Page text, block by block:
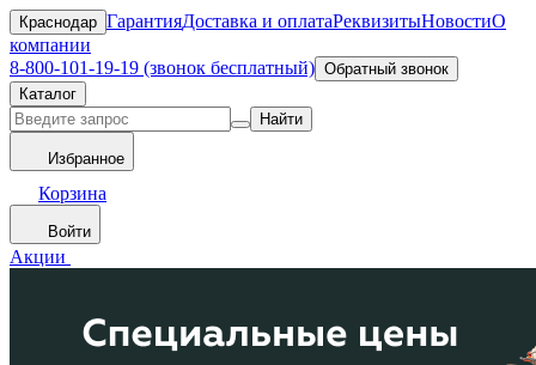
Краснодар ГарантияДоставка и оплатаРеквизитыНовостиО
компании
8-800-101-19-19 (звонок бесплатный) Обратный звонок
Каталог
Найти
Избранное
Корзина
Войти
Акции